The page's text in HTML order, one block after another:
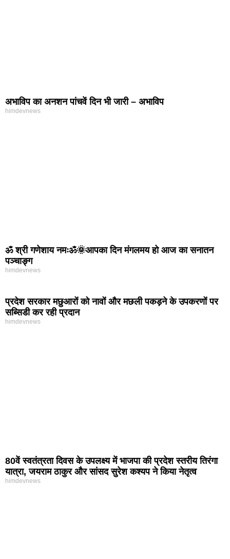
अभाविप का अनशन पांचवें दिन भी जारी – अभाविप
himdevnews
ॐ श्री गणेशाय नमःॐ🌞आपका दिन मंगलमय हो आज का सनातन
पञ्चाङ्ग
himdevnews
प्रदेश सरकार मछुआरों को नावों और मछली पकड़ने के उपकरणों पर
सब्सिडी कर रही प्रदान
himdevnews
80वें स्वतंत्रता दिवस के उपलक्ष्य में भाजपा की प्रदेश स्तरीय तिरंगा
यात्रा, जयराम ठाकुर और सांसद सुरेश कश्यप ने किया नेतृत्व
himdevnews